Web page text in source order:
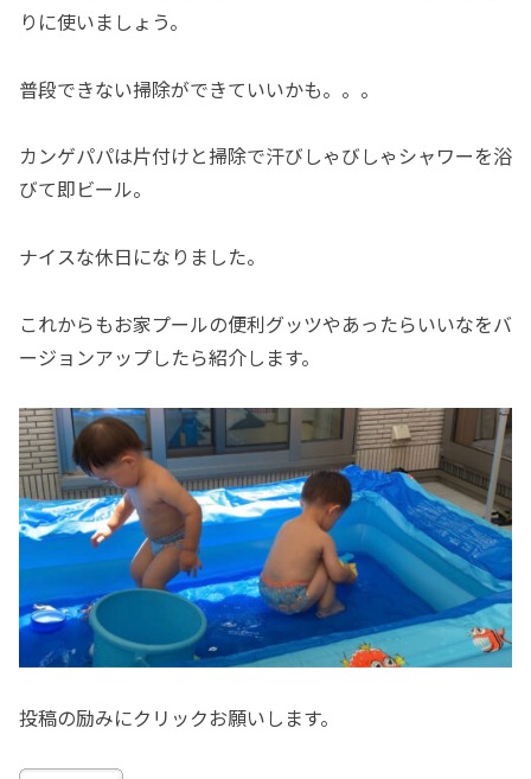
りに使いましょう。
普段できない掃除ができていいかも。。。
カンゲパパは片付けと掃除で汗びしゃびしゃシャワーを浴
びて即ビール。
ナイスな休日になりました。
これからもお家プールの便利グッツやあったらいいなをバ
ージョンアップしたら紹介します。
投稿の励みにクリックお願いします。